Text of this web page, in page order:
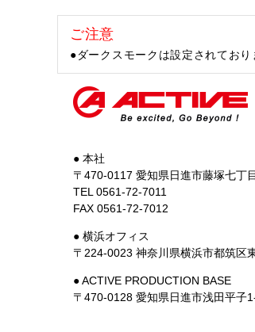
ご注意
●ダークスモークは設定されており
● 本社
〒470-0117 愛知県日進市藤塚七丁
TEL 0561-72-7011
FAX 0561-72-7012
● 横浜オフィス
〒224-0023 神奈川県横浜市都筑区
● ACTIVE PRODUCTION BASE
〒470-0128 愛知県日進市浅田平子